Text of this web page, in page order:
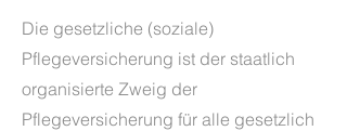
Die gesetzliche (soziale)
Pflegeversicherung ist der staatlich
organisierte Zweig der
Pflegeversicherung für alle gesetzlich